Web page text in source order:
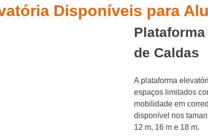
Disponíveis para
de Caldas
A plataforma
espaços limitados
mobilidade em
disponível nos
12 m, 16 m e 18 m.